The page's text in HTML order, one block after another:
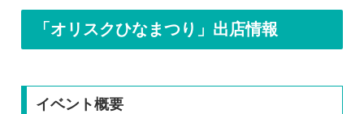
「オリスクひなまつり」出店情報
イベント概要